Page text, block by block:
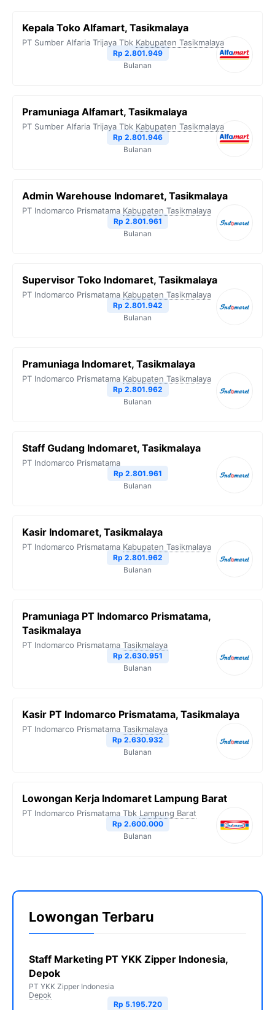
Kepala Toko Alfamart, Tasikmalaya
PT Sumber Alfaria Trijaya Tbk Kabupaten Tasikmalaya
Rp 2.801.949
Bulanan
Pramuniaga Alfamart, Tasikmalaya
PT Sumber Alfaria Trijaya Tbk Kabupaten Tasikmalaya
Rp 2.801.946
Bulanan
Admin Warehouse Indomaret, Tasikmalaya
PT Indomarco Prismatama Kabupaten Tasikmalaya
Rp 2.801.961
Bulanan
Supervisor Toko Indomaret, Tasikmalaya
PT Indomarco Prismatama Kabupaten Tasikmalaya
Rp 2.801.942
Bulanan
Pramuniaga Indomaret, Tasikmalaya
PT Indomarco Prismatama Kabupaten Tasikmalaya
Rp 2.801.962
Bulanan
Staff Gudang Indomaret, Tasikmalaya
PT Indomarco Prismatama
Rp 2.801.961
Bulanan
Kasir Indomaret, Tasikmalaya
PT Indomarco Prismatama Kabupaten Tasikmalaya
Rp 2.801.962
Bulanan
Pramuniaga PT Indomarco Prismatama,
Tasikmalaya
PT Indomarco Prismatama Tasikmalaya
Rp 2.630.951
Bulanan
Kasir PT Indomarco Prismatama, Tasikmalaya
PT Indomarco Prismatama Tasikmalaya
Rp 2.630.932
Bulanan
Lowongan Kerja Indomaret Lampung Barat
PT Indomarco Prismatama Tbk Lampung Barat
Rp 2.600.000
Bulanan
Lowongan Terbaru
Staff Marketing PT YKK Zipper Indonesia,
Depok
PT YKK Zipper Indonesia
Depok
Rp 5.195.720